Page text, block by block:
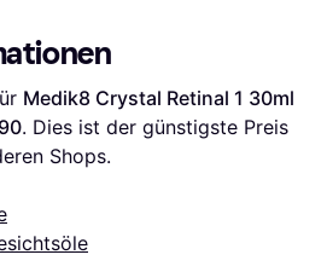
Medik8 Crystal Retinal 1 30ml
. Dies ist der günstigste Preis
Shops.